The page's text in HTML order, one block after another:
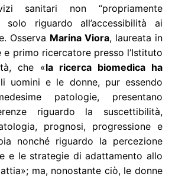
sanitari non “propriamente
solo riguardo all’accessibilità ai
Osserva Marina Viora, laureata in
e primo ricercatore presso l’Istituto
che «la ricerca biomedica ha
uomini e le donne, pur essendo
patologie, presentano
riguardo la suscettibilità,
prognosi, progressione e
nonché riguardo la percezione
e le strategie di adattamento allo
ma, nonostante ciò, le donne